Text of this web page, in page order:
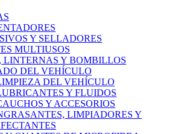
Y SELLADORES
MULTIUSOS
LINTERNAS Y BOMBILLOS
DEL VEHÍCULO
DEL VEHÍCULO
Y FLUIDOS
Y ACCESORIOS
LIMPIADORES Y